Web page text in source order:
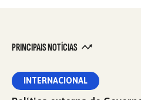
PRINCIPAIS NOTÍCIAS
INTERNACIONAL